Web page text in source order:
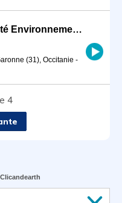
Responsable Qualité Sécurité Environnement -QSE- en industrie (H/F)
(31), Occitanie -
4